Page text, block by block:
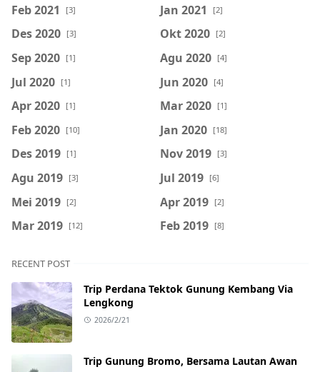
Feb 2021 [3] Jan 2021 [2]
Des 2020 [3] Okt 2020 [2]
Sep 2020 [1] Agu 2020 [4]
Jul 2020 [1] Jun 2020 [4]
Apr 2020 [1] Mar 2020 [1]
Feb 2020 [10] Jan 2020 [18]
Des 2019 [1] Nov 2019 [3]
Agu 2019 [3] Jul 2019 [6]
Mei 2019 [2] Apr 2019 [2]
Mar 2019 [12] Feb 2019 [8]
RECENT POST
Trip Perdana Tektok Gunung Kembang Via
Lengkong
2026/2/21
Trip Gunung Bromo, Bersama Lautan Awan